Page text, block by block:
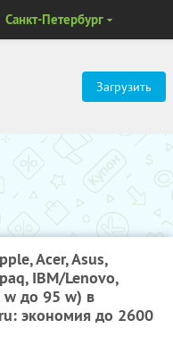
Загрузить
Санкт-Петербург
Acer, Asus,
IBM/Lenovo,
до 95 w) в
экономия до 2600